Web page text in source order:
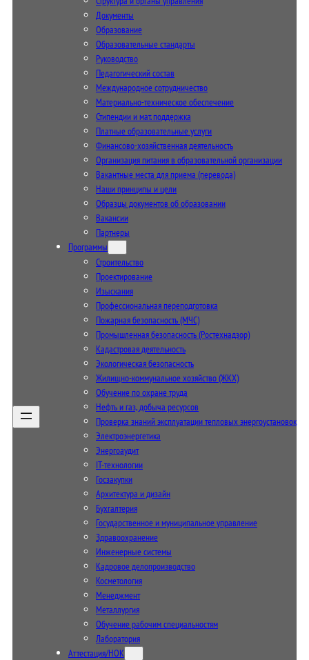
Документы
Образование
Образовательные стандарты
Руководство
Педагогический состав
Международное сотрудничество
Материально-техническое обеспечение
Стипендии и мат. поддержка
Платные образовательные услуги
Финансово-хозяйственная деятельность
Организация питания в образовательной организации
Вакантные места для приема (перевода)
Наши принципы и цели
Образцы документов об образовании
Вакансии
Партнеры
Программы
Строительство
Проектирование
Изыскания
Профессиональная переподготовка
Пожарная безопасность (МЧС)
Промышленная безопасность (Ростехнадзор)
Кадастровая деятельность
Экологическая безопасность
Жилищно-коммунальное хозяйство (ЖКХ)
Обучение по охране труда
Нефть и газ, добыча ресурсов
Проверка знаний эксплуатации тепловых энергоустановок
Электроэнергетика
Энергоаудит
IT-технологии
Госзакупки
Архитектура и дизайн
Бухгалтерия
Государственное и муниципальное управление
Здравоохранение
Инженерные системы
Кадровое делопроизводство
Косметология
Менеджмент
Металлургия
Обучение рабочим специальностям
Лаборатория
Аттестация/НОК